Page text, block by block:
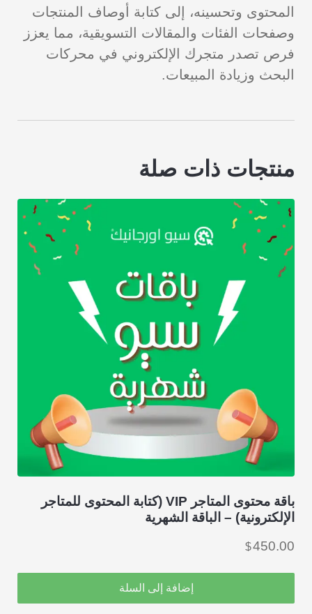
المحتوى وتحسينه، إلى كتابة أوصاف المنتجات
وصفحات الفئات والمقالات التسويقية، مما يعزز
فرص تصدر متجرك الإلكتروني في محركات
البحث وزيادة المبيعات.
منتجات ذات صلة
باقة محتوى المتاجر VIP (كتابة المحتوى للمتاجر
الإلكترونية) – الباقة الشهرية
$450.00
إضافة إلى السلة